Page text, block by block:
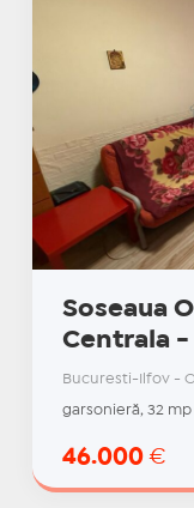
Soseaua
Centrala
Bucuresti-Ilfov -
garsonieră, 32 mp
46.000 €